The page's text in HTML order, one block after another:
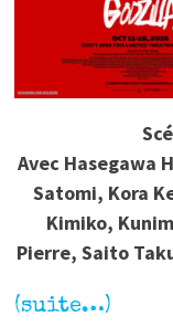
Avec Hasegawa
Satomi, Kora
Kimiko,
Pierre, Saito
(suite…)